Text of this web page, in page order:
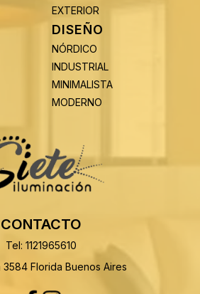
EXTERIOR
DISEÑO
NÓRDICO
INDUSTRIAL
MINIMALISTA
MODERNO
CONTACTO
Tel: 1121965610
3584 Florida Buenos Aires